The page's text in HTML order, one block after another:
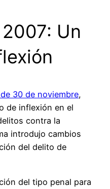
Un
30 de noviembre,
de inflexión en el
contra la
introdujo cambios
del delito de
del tipo penal para